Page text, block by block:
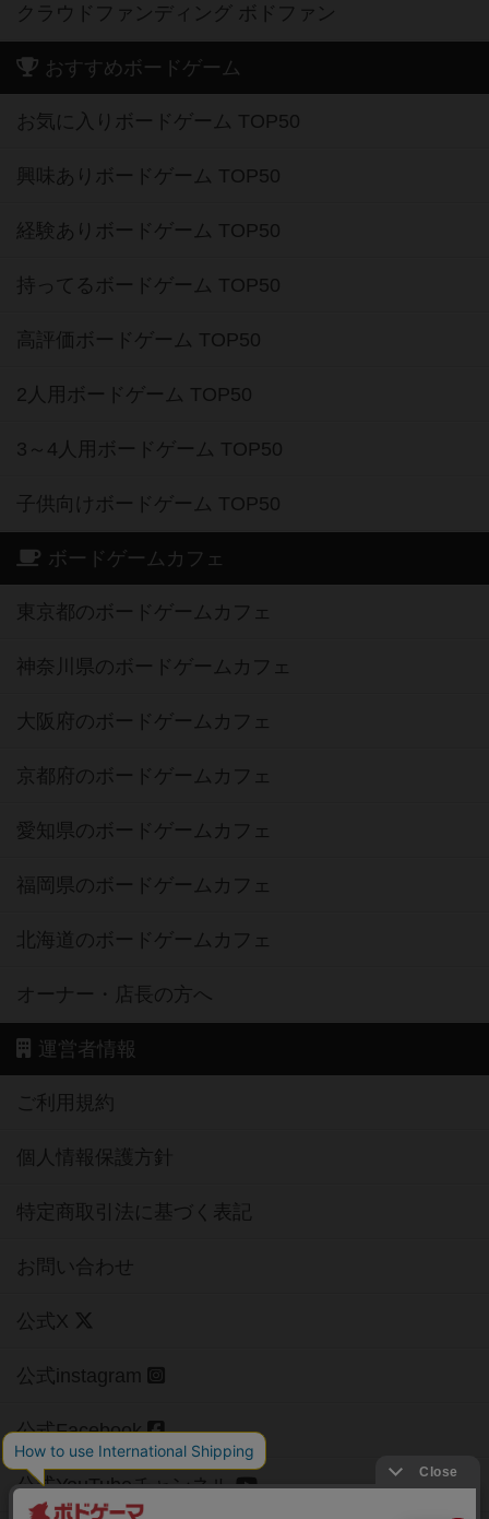
クラウドファンディング ボドファン
おすすめボードゲーム
お気に入りボードゲーム TOP50
興味ありボードゲーム TOP50
経験ありボードゲーム TOP50
持ってるボードゲーム TOP50
高評価ボードゲーム TOP50
2人用ボードゲーム TOP50
3～4人用ボードゲーム TOP50
子供向けボードゲーム TOP50
ボードゲームカフェ
東京都のボードゲームカフェ
神奈川県のボードゲームカフェ
大阪府のボードゲームカフェ
京都府のボードゲームカフェ
愛知県のボードゲームカフェ
福岡県のボードゲームカフェ
北海道のボードゲームカフェ
オーナー・店長の方へ
運営者情報
ご利用規約
個人情報保護方針
特定商取引法に基づく表記
お問い合わせ
公式X
公式instagram
公式Facebook
公式YouTubeチャンネル